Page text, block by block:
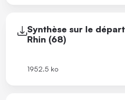
Synthèse sur le
Rhin (68)
1952.5 ko